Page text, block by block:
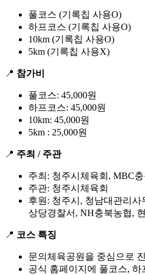
풀코스 (기록칩 사용O)
하프코스 (기록칩 사용O)
10km (기록칩 사용O)
5km (기록칩 사용X)
📍 참가비
풀코스: 45,000원
하프코스: 45,000원
10km: 45,000원
5km : 25,000원
📍 주최 / 주관
주최: 청주시체육회, MBC
주관: 청주시체육회
후원: 청주시, 청남대관리
상당경찰서, NH충북농협,
📍 코스 특징
문의체육공원을 중심으로
공식 홈페이지에 풀코스, 하